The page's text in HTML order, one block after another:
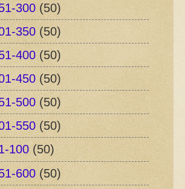
300 (50)
350 (50)
400 (50)
450 (50)
500 (50)
550 (50)
100 (50)
600 (50)